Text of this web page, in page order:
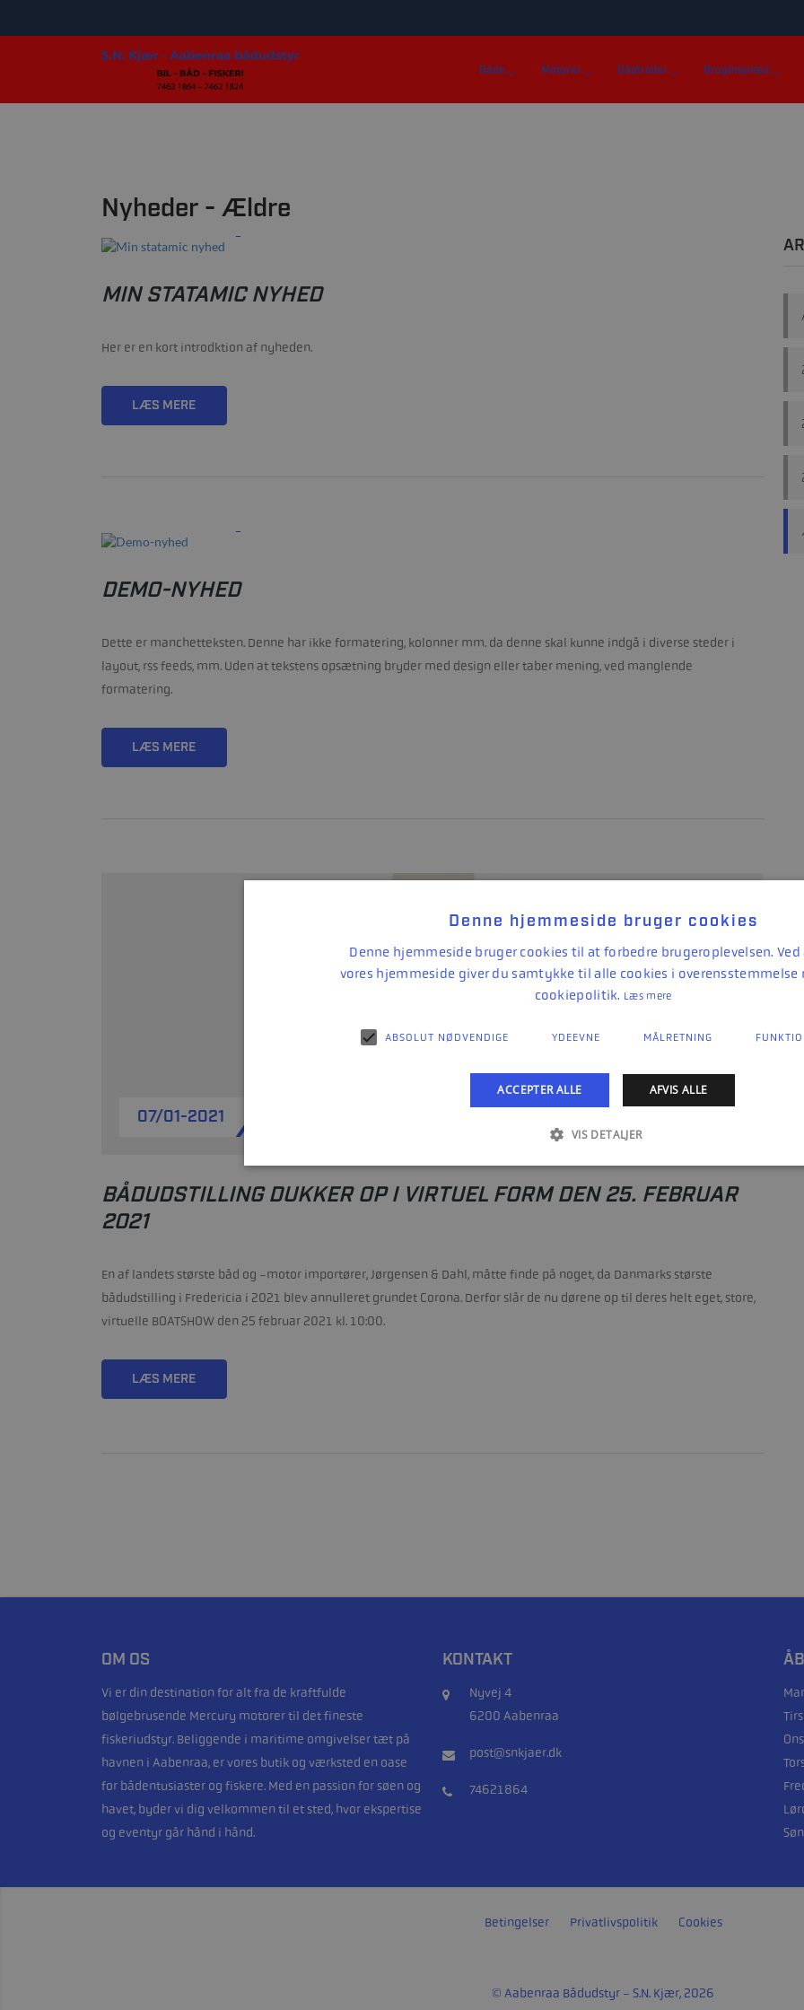
Både Motorer Bådtrailer Brugtmarked
Nyheder - Ældre
22/02-2021
MIN STATAMIC NYHED
Her er en kort introdktion af nyheden.
LÆS MERE
DEMO-NYHED
Dette er manchetteksten. Denne har ikke formatering, kolonner mm. da denne skal kunne indgå i diverse steder i
layout, rss feeds, mm. Uden at tekstens opsætning bryder med design eller taber mening, ved manglende
formatering.
LÆS MERE
07/01-2021
BÅDUDSTILLING DUKKER OP I VIRTUEL FORM DEN 25. FEBRUAR
2021
En af landets største båd og -motor importører, Jørgensen & Dahl, måtte finde på noget, da Danmarks største
bådudstilling i Fredericia i 2021 blev annulleret grundet Corona. Derfor slår de nu dørene op til deres helt eget, store,
virtuelle BOATSHOW den 25 februar 2021 kl. 10:00.
LÆS MERE
OM OS
Vi er din destination for alt fra de kraftfulde
bølgebrusende Mercury motorer til det fineste
fiskeriudstyr. Beliggende i maritime omgivelser tæt på
havnen i Aabenraa, er vores butik og værksted en oase
for bådentusiaster og fiskere. Med en passion for søen og
havet, byder vi dig velkommen til et sted, hvor ekspertise
og eventyr går hånd i hånd.
KONTAKT
Nyvej 4
6200 Aabenraa
post@snkjaer.dk
74621864
Betingelser Privatlivspolitik Cookies
© Aabenraa Bådudstyr - S.N. Kjær, 2026
Denne hjemmeside bruger cookies
Denne hjemmeside bruger cookies til at forbedre brugeroplevelsen.
vores hjemmeside giver du samtykke til alle cookies i overensstemmelse
cookiepolitik. Læs mere
ABSOLUT NØDVENDIGE YDEEVNE MÅLRETNING
ACCEPTER ALLE AFVIS ALLE
VIS DETALJER